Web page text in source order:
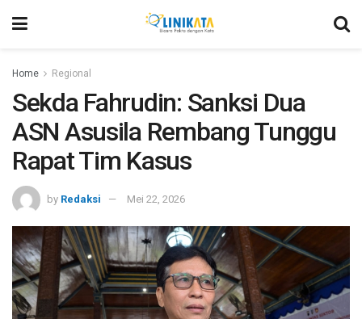
Home Regional
Sekda Fahrudin: Sanksi Dua
ASN Asusila Rembang Tunggu
Rapat Tim Kasus
by Redaksi Mei 22, 2026